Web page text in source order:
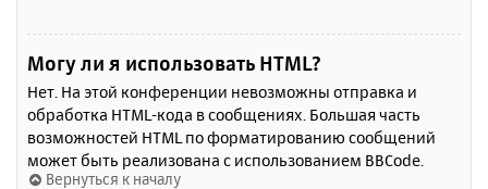
Могу ли я использовать HTML?
Нет. На этой конференции невозможны отправка и
обработка HTML-кода в сообщениях. Большая часть
возможностей HTML по форматированию сообщений
может быть реализована с использованием BBCode.
Вернуться к началу